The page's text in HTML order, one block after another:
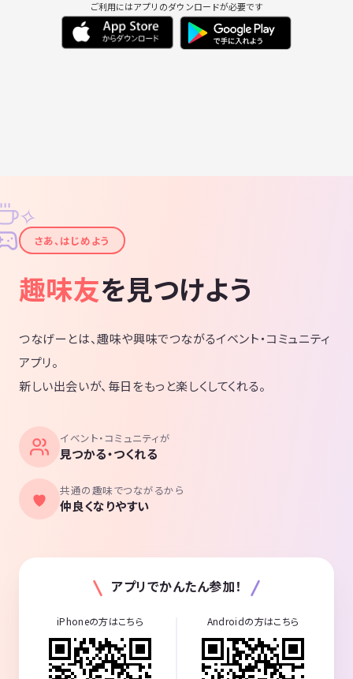
ご利用にはアプリのダウンロードが必要です
✦
✧
さあ、はじめよう
趣味友を見つけよう
つなげーとは、趣味や興味でつながるイベント・コミュニティ
アプリ。
新しい出会いが、毎日をもっと楽しくしてくれる。
イベント・コミュニティが
見つかる・つくれる
共通の趣味でつながるから
仲良くなりやすい
アプリでかんたん参加！
iPhoneの方はこちら Androidの方はこちら